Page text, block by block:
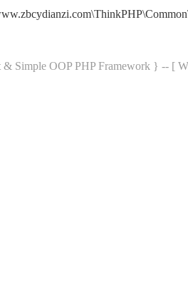
& Simple OOP PHP Framework } -- [